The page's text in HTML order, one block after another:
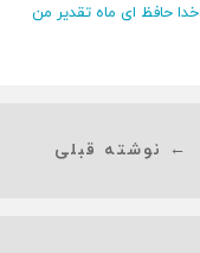
خدا حافظ ای ماه تقدیر من
← نوشته قبلی